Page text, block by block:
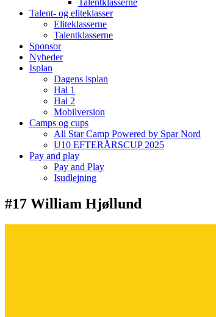
Talentklasserne
Talent- og eliteklasser
Eliteklasserne
Talentklasserne
Sponsor
Nyheder
Isplan
Dagens isplan
Hal 1
Hal 2
Mobilversion
Camps og cups
All Star Camp Powered by Spar Nord
U10 EFTERÅRSCUP 2025
Pay and play
Pay and Play
Isudlejning
#17 William Hjøllund